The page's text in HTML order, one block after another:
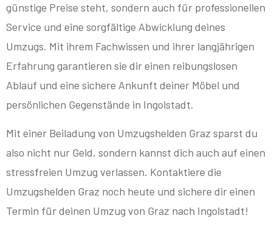
günstige Preise steht, sondern auch für professionellen
Service und eine sorgfältige Abwicklung deines
Umzugs. Mit ihrem Fachwissen und ihrer langjährigen
Erfahrung garantieren sie dir einen reibungslosen
Ablauf und eine sichere Ankunft deiner Möbel und
persönlichen Gegenstände in Ingolstadt.
Mit einer Beiladung von Umzugshelden Graz sparst du
also nicht nur Geld, sondern kannst dich auch auf einen
stressfreien Umzug verlassen. Kontaktiere die
Umzugshelden Graz noch heute und sichere dir einen
Termin für deinen Umzug von Graz nach Ingolstadt!